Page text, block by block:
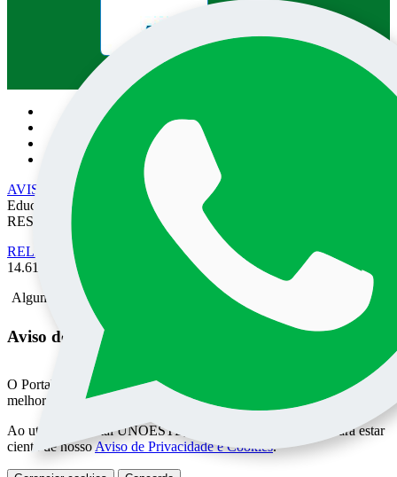
Pesquisa no site:
AVISO DE PRIVACIDADE
• EPEC - Empresa Prudentina de
Educação e Cultura SA/UNOESTE. TODOS OS DIREITOS
RESERVADOS
RELATÓRIO DE TRANSPARÊNCIA SALARIAL
- Lei nº
14.611 de 03 de Julho de 2023.
Alguma mensagem
Aviso de Privacidade do Portal UNOESTE
O Portal UNOESTE usa cookies para oferecer aos usuários uma
melhor experiência de acesso aos conteúdos e serviços oferecidos.
Ao utilizar o Portal UNOESTE, você pode consultar e declara estar
ciente de nossoAviso de Privacidade e Cookies.